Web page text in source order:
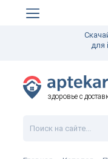
для
здоровье с